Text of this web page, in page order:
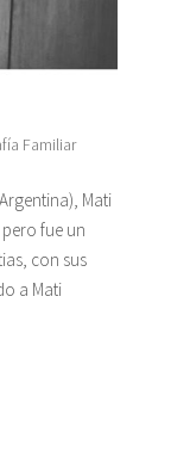
Familiar
Mati
fue un
con sus
a Mati